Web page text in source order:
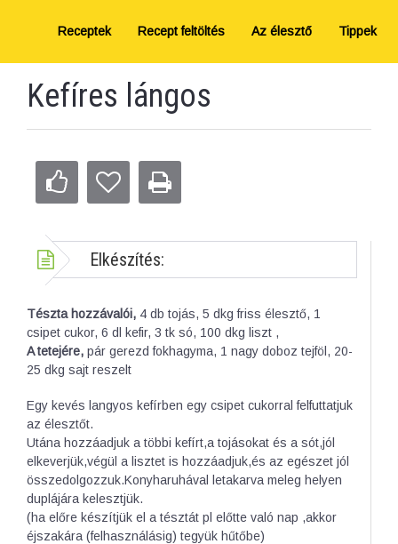
Receptek Recept feltöltés Az élesztő Tippek
Kefíres lángos
Elkészítés:
Tészta hozzávalói, 4 db tojás, 5 dkg friss élesztő, 1
csipet cukor, 6 dl kefir, 3 tk só, 100 dkg liszt ,
A tetejére, pár gerezd fokhagyma, 1 nagy doboz tejföl, 20-
25 dkg sajt reszelt
Egy kevés langyos kefírben egy csipet cukorral felfuttatjuk
az élesztőt.
Utána hozzáadjuk a többi kefírt,a tojásokat és a sót,jól
elkeverjük,végül a lisztet is hozzáadjuk,és az egészet jól
összedolgozzuk.Konyharuhával letakarva meleg helyen
duplájára kelesztjük.
(ha előre készítjük el a tésztát pl előtte való nap ,akkor
éjszakára (felhasználásig) tegyük hűtőbe)